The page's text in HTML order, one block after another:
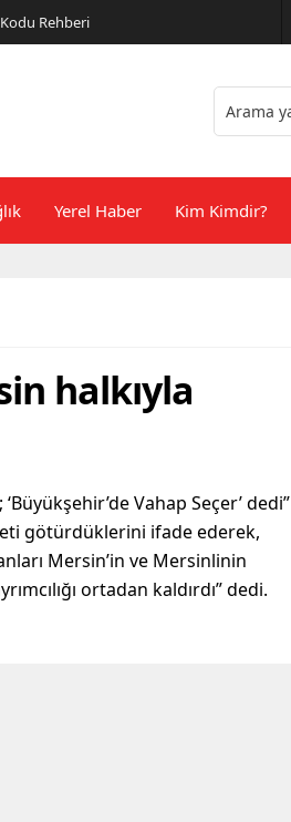
Yerel Haber Kim Kimdir?
halkıyla
Vahap Seçer’ dedi”
götürdüklerini ifade ederek,
Mersin’in ve Mersinlinin
ortadan kaldırdı” dedi.